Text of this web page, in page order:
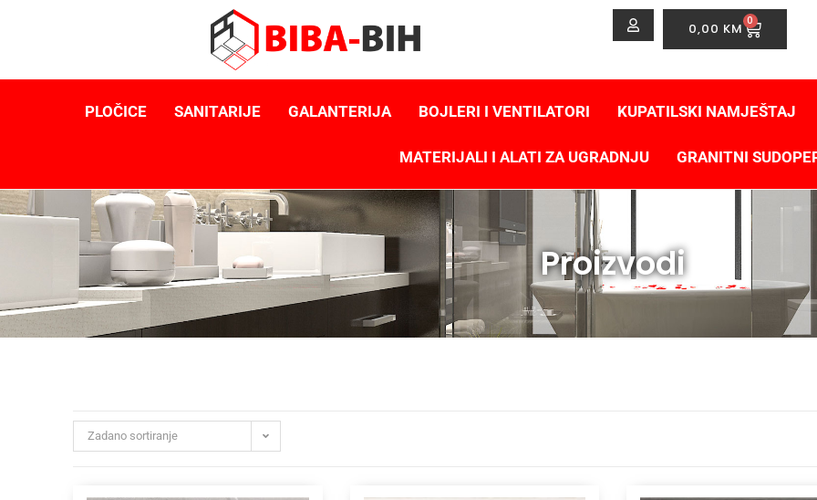
0,00 KM 0
PLOČICE SANITARIJE GALANTERIJA BOJLERI I VENTILATORI KUPATILSKI NAMJEŠTAJ
MATERIJALI I ALATI ZA UGRADNJU GRANITNI
Proizvodi
Zadano sortiranje